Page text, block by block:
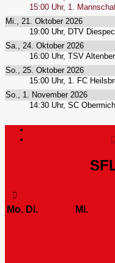
15:00 Uhr, 1.
Mi., 21. Oktober 2026
19:00 Uhr, DTV
Sa., 24. Oktober 2026
16:00 Uhr, TSV
So., 25. Oktober 2026
15:00 Uhr, 1. FC
So., 1. November 2026
14:30 Uhr, SC
Mo. Di. Mi.